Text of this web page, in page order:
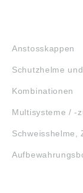
Anstosskappen
Schutzhelme
Kombinationen
Multisysteme / -
Schweisshelme,